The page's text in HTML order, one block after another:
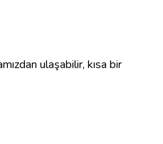
ulaşabilir, kısa bir